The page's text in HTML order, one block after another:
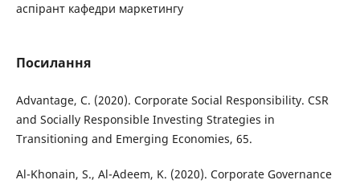
аспірант кафедри маркетингу
Посилання
Advantage, C. (2020). Corporate Social Responsibility. CSR
and Socially Responsible Investing Strategies in
Transitioning and Emerging Economies, 65.
Al-Khonain, S., Al-Adeem, K. (2020). Corporate Governance